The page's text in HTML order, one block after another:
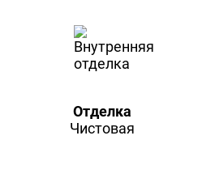
Отделка
Чистовая